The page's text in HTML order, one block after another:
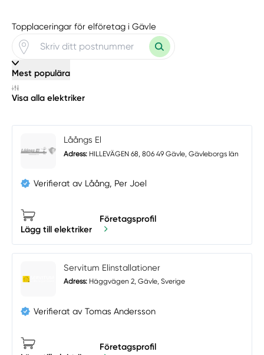
Topplaceringar för elföretag i Gävle
Mest populära
Visa alla elektriker
Låångs El
Adress: HILLEVÄGEN 68, 806 49 Gävle, Gävleborgs län
Verifierat av Låång, Per Joel
Lägg till elektriker
Företagsprofil
Servitum Elinstallationer
Adress: Häggvägen 2, Gävle, Sverige
Verifierat av Tomas Andersson
Företagsprofil